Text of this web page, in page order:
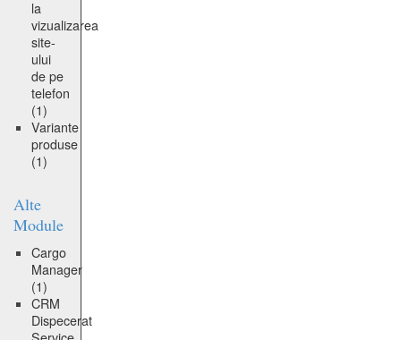
la
vizualizarea
site-
ului
de pe
telefon
(1)
Variante
produse
(1)
Alte
Module
Cargo
Manager
(1)
CRM
Dispecerat